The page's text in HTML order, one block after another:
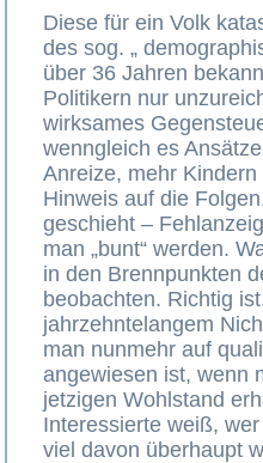
Diese für ein Volk
des sog. „
über 36 Jahren
Politikern nur
wirksames
wenngleich es
Anreize, mehr
Hinweis auf die
geschieht –
man „bunt“ werden.
in den Brennpunkten
beobachten. Richtig
jahrzehntelangem
man nunmehr auf
angewiesen ist, wenn
jetzigen Wohlstand
Interessierte weiß,
viel davon überhaupt